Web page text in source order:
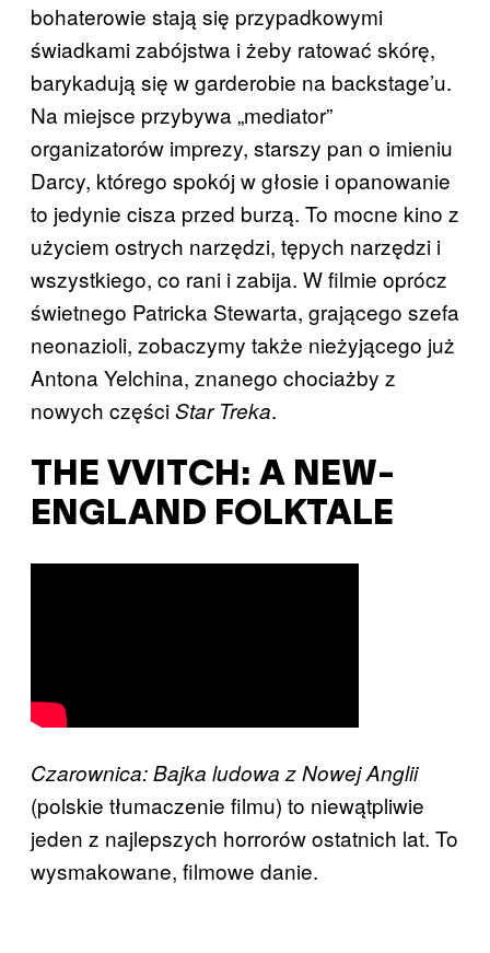
bohaterowie stają się przypadkowymi
świadkami zabójstwa i żeby ratować skórę,
barykadują się w garderobie na backstage’u.
Na miejsce przybywa „mediator”
organizatorów imprezy, starszy pan o imieniu
Darcy, którego spokój w głosie i opanowanie
to jedynie cisza przed burzą. To mocne kino z
użyciem ostrych narzędzi, tępych narzędzi i
wszystkiego, co rani i zabija. W filmie oprócz
świetnego Patricka Stewarta, grającego szefa
neonazioli, zobaczymy także nieżyjącego już
Antona Yelchina, znanego chociażby z
nowych częściStar Treka.
THE VVITCH: A NEW-
ENGLAND FOLKTALE
Czarownica: Bajka ludowa z Nowej Anglii
(polskie tłumaczenie filmu) to niewątpliwie
jeden z najlepszych horrorów ostatnich lat. To
wysmakowane, filmowe danie.